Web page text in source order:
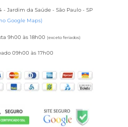
- Jardim da Saúde - São Paulo - SP
Google Maps)
9h00 às 18h00(exceto feriados)
09h00 às 17h00